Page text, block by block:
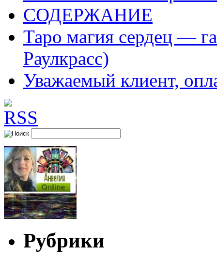
СОДЕРЖАНИЕ
Таро магия сердец —
Раулкрасс)
Уважаемый клиент,
Рубрики